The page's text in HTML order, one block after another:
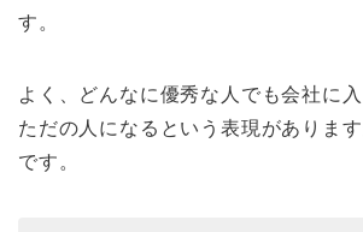
す。
よく、どんなに優秀な人でも会社に
ただの人になるという表現がありま
です。